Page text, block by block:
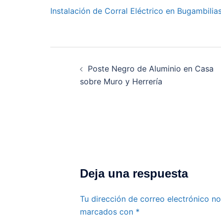
Instalación de Corral Eléctrico en
entradas
Poste Negro de Aluminio en Casa
sobre Muro y Herrería
Deja una respuesta
Tu dirección de correo electrónico
marcados con *